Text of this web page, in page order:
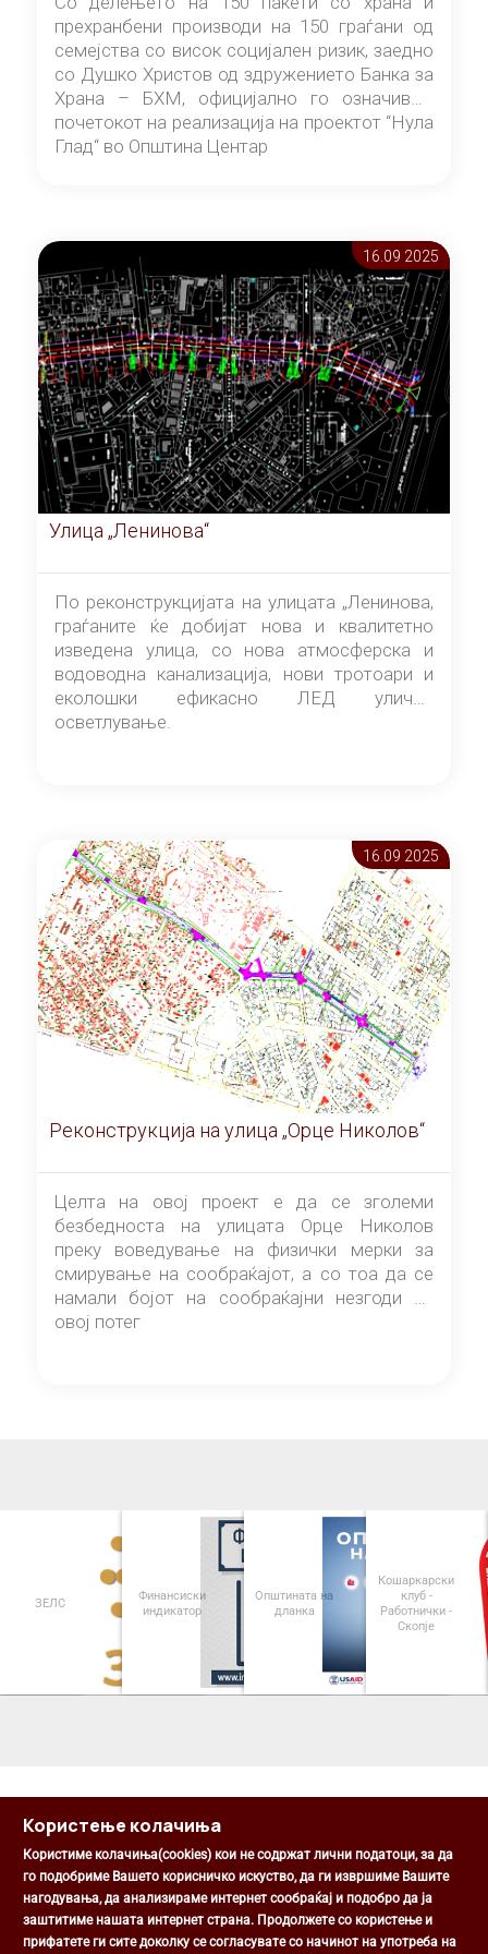
прехранбени производи на 150 граѓани од
семејства со висок социјален ризик, заедно
со Душко Христов од здружението Банка за
Храна – БХМ, официјално го означивме
почетокот на реализација на проектот “Нула
Глад“ во Општина Центар
16.09 2025
Улица „Ленинова“
По реконструкцијата на улицата „Ленинова,
граѓаните ќе добијат нова и квалитетно
изведена улица, со нова атмосферска и
водоводна канализација, нови тротоари и
еколошки ефикасно ЛЕД улично
осветлување.
16.09 2025
Реконструкција на улица „Орце Николов“
Целта на овој проект е да се зголеми
безбедноста на улицата Орце Николов
преку воведување на физички мерки за
смирување на сообраќајот, а со тоа да се
намали бојот на сообраќајни незгоди на
овој потег
ЗЕЛС
Финансиски
индикатор
Општината на
дланка
Кошаркарски
клуб -
Работнички -
Скопје
Општина Центар
Михаил Цоков бр. 1, Скопје
Користење колачиња
Користиме колачиња(cookies) кои не содржат лични податоци, за да
го подобриме Вашето корисничко искуство, да ги извршиме Вашите
нагодувања, да анализираме интернет сообраќај и подобро да ја
заштитиме нашата интернет страна. Продолжете со користење и
прифатете ги сите доколку се согласувате со начинот на употреба на